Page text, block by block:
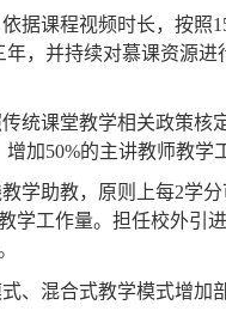
要采取招标形式面向社
据课程视频时长，按照
，并持续对慕课资源进
统课堂教学相关政策核
增加50% 的主讲教师教学
学助教，原则上每2学
学工作量。担任校外引